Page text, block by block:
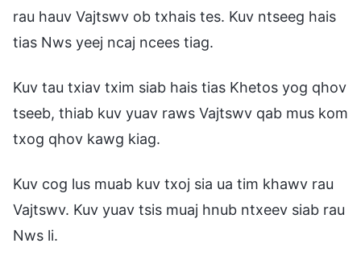
rau hauv Vajtswv ob txhais tes. Kuv ntseeg hais
tias Nws yeej ncaj ncees tiag.
Kuv tau txiav txim siab hais tias Khetos yog qhov
tseeb, thiab kuv yuav raws Vajtswv qab mus kom
txog qhov kawg kiag.
Kuv cog lus muab kuv txoj sia ua tim khawv rau
Vajtswv. Kuv yuav tsis muaj hnub ntxeev siab rau
Nws li.